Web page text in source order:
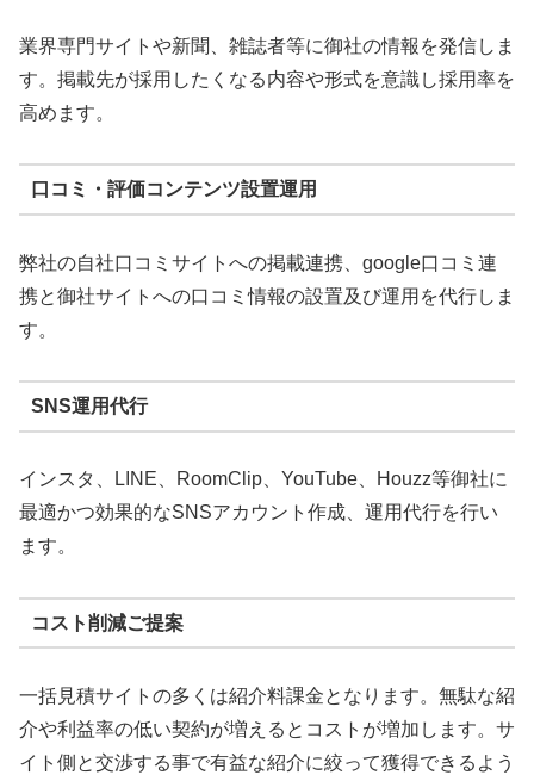
業界専門サイトや新聞、雑誌者等に御社の情報を発信しま
す。掲載先が採用したくなる内容や形式を意識し採用率を
高めます。
口コミ・評価コンテンツ設置運用
弊社の自社口コミサイトへの掲載連携、google口コミ連
携と御社サイトへの口コミ情報の設置及び運用を代行しま
す。
SNS運用代行
インスタ、LINE、RoomClip、YouTube、Houzz等御社に
最適かつ効果的なSNSアカウント作成、運用代行を行い
ます。
コスト削減ご提案
一括見積サイトの多くは紹介料課金となります。無駄な紹
介や利益率の低い契約が増えるとコストが増加します。サ
イト側と交渉する事で有益な紹介に絞って獲得できるよう